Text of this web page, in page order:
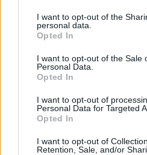
not limited to your visit or usage
grant or deny consent to Google
use your data for below
consent section.
I want to opt-out of the
personal data.
Opted In
I want to opt-out of the Sale
Personal Data.
Opted In
I want to opt-out of
Personal Data for Targeted
Opted In
I want to opt-out of
Retention, Sale, and/or
alkotásával - véli Philippe
haladja ezt az alapvető
sikerül ősi módon
mint a tiszta szerelem
"vitathatatlanul